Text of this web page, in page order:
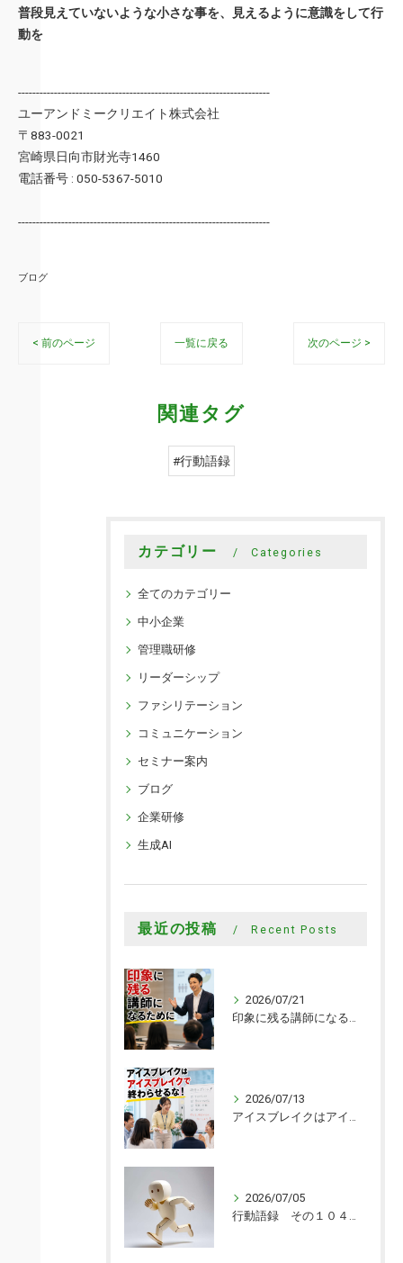
普段見えていないような小さな事を、見えるように意識をして行
動を
----------------------------------------------------------------------
ユーアンドミークリエイト株式会社
〒883-0021
宮崎県日向市財光寺1460
電話番号 : 050-5367-5010
----------------------------------------------------------------------
ブログ
< 前のページ 一覧に戻る 次のページ >
関連タグ
#行動語録
カテゴリー Categories
全てのカテゴリー
中小企業
管理職研修
リーダーシップ
ファシリテーション
コミュニケーション
セミナー案内
ブログ
企業研修
生成AI
最近の投稿 Recent Posts
2026/07/21
印象に残る講師になるために
2026/07/13
アイスブレイクはアイスブレイクで終わらせるな！
2026/07/05
行動語録 その１０４０ 行動あるのみ！